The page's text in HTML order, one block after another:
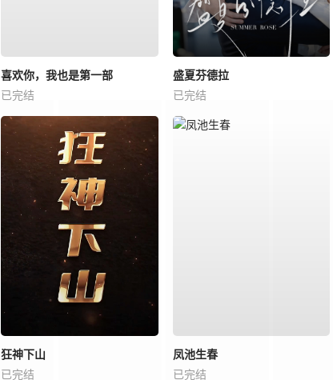
喜欢你，我也是第一部
已完结
盛夏芬德拉
已完结
狂神下山
已完结
凤池生春
已完结